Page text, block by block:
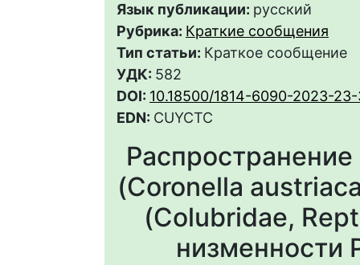
Язык публикации: русский
Рубрика: Краткие сообщения
Тип статьи: Краткое сообщение
УДК: 582
DOI: 10.18500/1814-6090-2023-
EDN: CUYCTC
(Coronella
(Colubridae,
низменности